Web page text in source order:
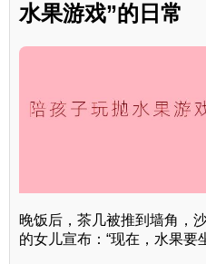
水果游戏”的日常
晚饭后，茶几被推到墙角，
的女儿宣布：“现在，水果要